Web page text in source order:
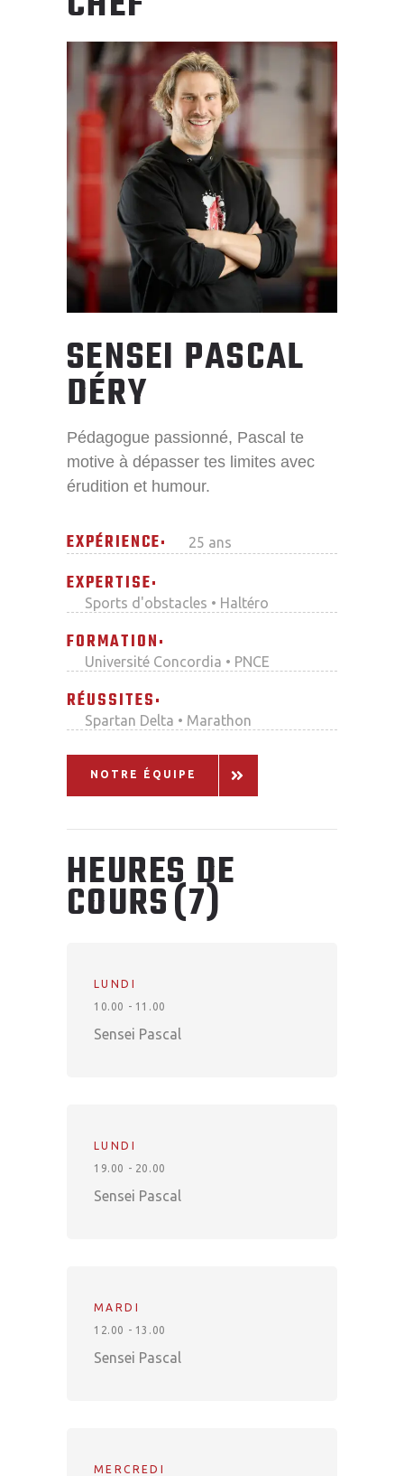
SENSEI PASCAL
DÉRY
Pédagogue passionné, Pascal te
motive à dépasser tes limites avec
érudition et humour.
EXPÉRIENCE 25 ans
EXPERTISE
Sports d'obstacles • Haltéro
FORMATION
Université Concordia • PNCE
RÉUSSITES
Spartan Delta • Marathon
NOTRE ÉQUIPE
HEURES DE
COURS(7)
LUNDI
10.00 - 11.00
Sensei Pascal
LUNDI
19.00 - 20.00
Sensei Pascal
MARDI
12.00 - 13.00
Sensei Pascal
MERCREDI